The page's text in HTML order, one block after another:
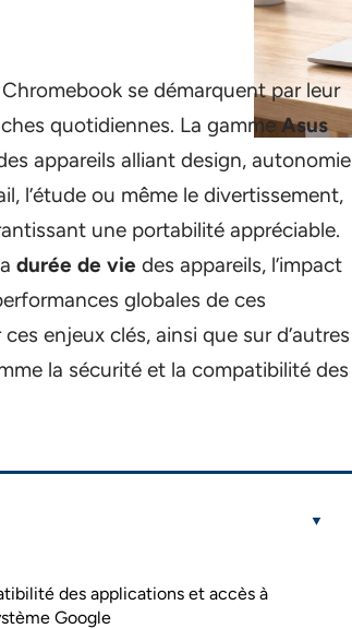
se démarquent par leur
quotidiennes. La gammeAsus
appareils alliant design, autonomie
l’étude ou même le divertissement,
une portabilité appréciable.
durée de vie des appareils, l’impact
globales de ces
enjeux clés, ainsi que sur d’autres
la sécurité et la compatibilité des
des applications et accès à
Google